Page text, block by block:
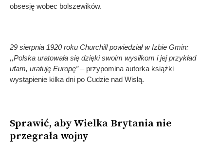
obsesję wobec bolszewików.
29 sierpnia 1920 roku Churchill powiedział w Izbie Gmin:
,,Polska uratowała się dzięki swoim wysiłkom i jej przykład
ufam, uratuję Europę”– przypomina autorka książki
wystąpienie kilka dni po Cudzie nad Wisłą.
Sprawić, aby Wielka Brytania nie
przegrała wojny